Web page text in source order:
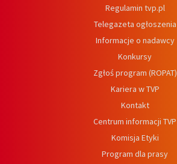
Regulamin tvp.pl
Telegazeta ogłoszenia
Informacje o nadawcy
Konkursy
Zgłoś program (ROPAT)
Kariera w TVP
Kontakt
Centrum informacji TVP
Komisja Etyki
Program dla prasy